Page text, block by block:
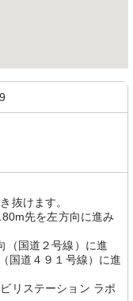
抜けます。
先を左方向に進み
（国道２号線）に進
国道４９１号線）に進
リステーション ラポ